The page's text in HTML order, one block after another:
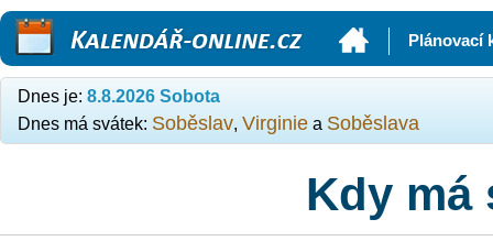
Kalendář-online.cz Plánovací
Dnes je: 8.8.2026 Sobota
Dnes má svátek: Soběslav, Virginie a Soběslava
Kdy má